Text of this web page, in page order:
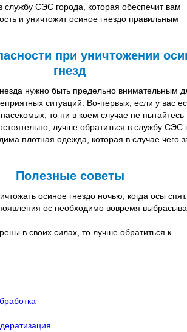
службу СЭС города, которая обеспечит вам
и уничтожит осиное гнездо правильным
при уничтожении
гнезд
нужно быть предельно внимательным
ситуаций. Во-первых, если у вас
то ни в коем случае не пытайтесь
лучше обратиться в службу СЭС
плотная одежда, которая в случае чего
Полезные советы
осиное гнездо ночью, когда осы спят.
ос необходимо вовремя
в своих силах, то лучше обратиться к